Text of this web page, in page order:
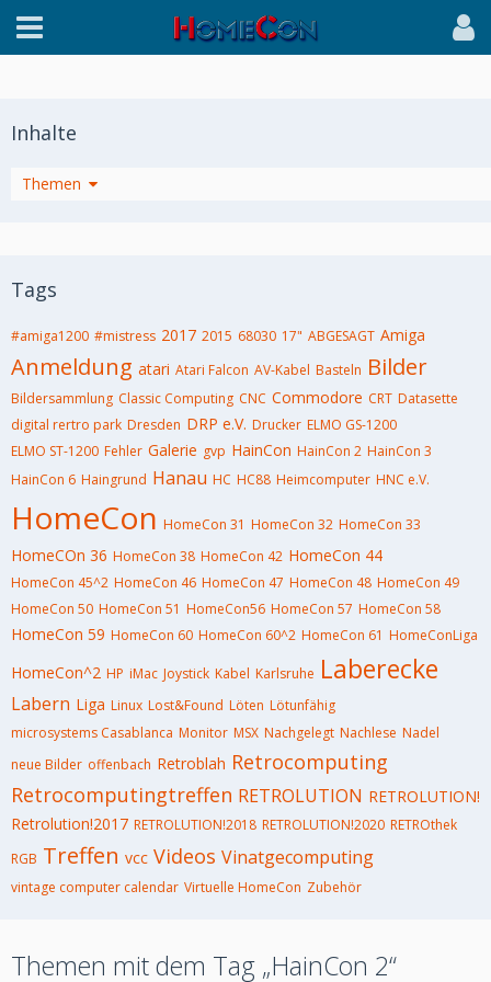
Inhalte
Themen
Tags
#amiga1200 #mistress 2017 2015 68030 17" ABGESAGT Amiga
Anmeldung atari Atari Falcon AV-Kabel Basteln Bilder
Bildersammlung Classic Computing CNC Commodore CRT Datasette
digital rertro park Dresden DRP e.V. Drucker ELMO GS-1200
ELMO ST-1200 Fehler Galerie gvp HainCon HainCon 2 HainCon 3
HainCon 6 Haingrund Hanau HC HC88 Heimcomputer HNC e.V.
HomeCon HomeCon 31 HomeCon 32 HomeCon 33
HomeCOn 36 HomeCon 38 HomeCon 42 HomeCon 44
HomeCon 45^2 HomeCon 46 HomeCon 47 HomeCon 48 HomeCon 49
HomeCon 50 HomeCon 51 HomeCon56 HomeCon 57 HomeCon 58
HomeCon 59 HomeCon 60 HomeCon 60^2 HomeCon 61 HomeConLiga
HomeCon^2 HP iMac Joystick Kabel Karlsruhe Laberecke
Labern Liga Linux Lost&Found Löten Lötunfähig
microsystems Casablanca Monitor MSX Nachgelegt Nachlese Nadel
neue Bilder offenbach Retroblah Retrocomputing
Retrocomputingtreffen RETROLUTION RETROLUTION!
Retrolution!2017 RETROLUTION!2018 RETROLUTION!2020 RETROthek
RGB Treffen vcc Videos Vinatgecomputing
vintage computer calendar Virtuelle HomeCon Zubehör
Themen mit dem Tag „HainCon 2“